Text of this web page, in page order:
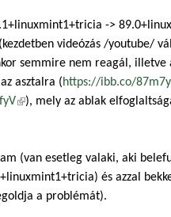
->
videózás /youtube/
semmire nem reagál,
asztalra (https://ibb.co/
(külső hivatkozás)
), mely az ablak
(van esetleg valaki, aki
és azzal
a problémát).